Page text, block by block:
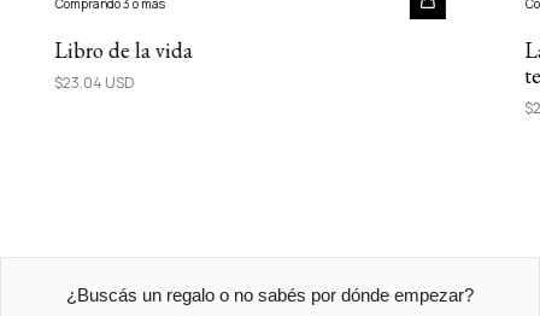
Comprando 3 o más
Libro de la vida
$23.04 USD
¿Buscás un regalo o no sabés por dónde empezar?